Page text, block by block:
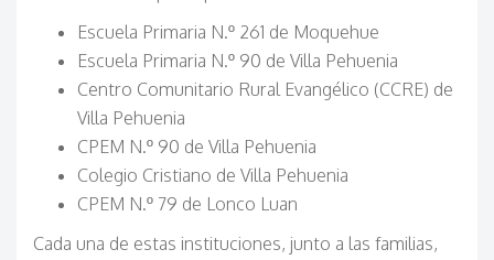
Escuela Primaria N.º 261 de Moquehue
Escuela Primaria N.º 90 de Villa Pehuenia
Centro Comunitario Rural Evangélico (CCRE) de
Villa Pehuenia
CPEM N.º 90 de Villa Pehuenia
Colegio Cristiano de Villa Pehuenia
CPEM N.º 79 de Lonco Luan
Cada una de estas instituciones, junto a las familias,